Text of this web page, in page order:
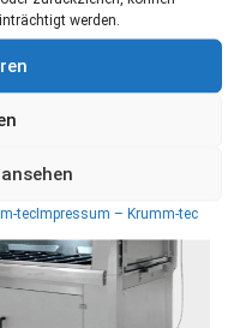
werden.
tecImpressum – Krumm-tec